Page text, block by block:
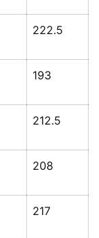
222.5
193
212.5
208
217